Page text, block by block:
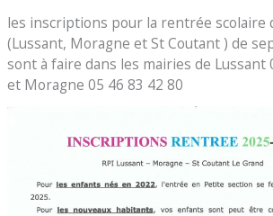
les inscriptions pour la rentrée scolaire
(Lussant, Moragne et St Coutant ) de
sont à faire dans les mairies de Lussant
et Moragne 05 46 83 42 80